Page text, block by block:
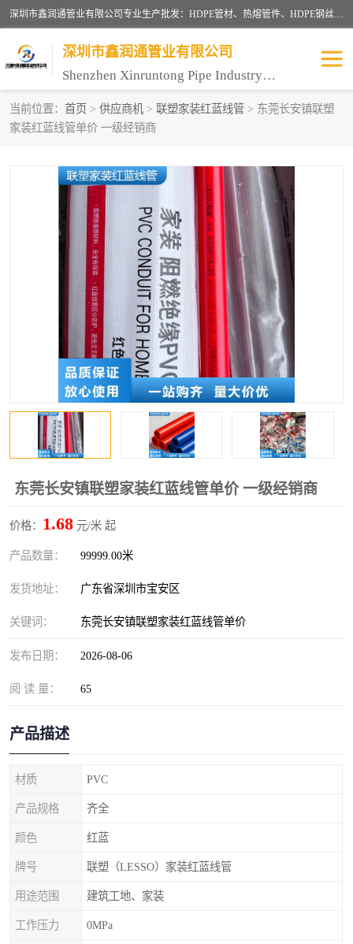
深圳市鑫润通管业有限公司专业生产批发：HDPE管材、热熔管件、HDPE钢丝骨架管、电熔管件、HDPE双壁波纹管、MPP电力管、井盖、PVC管材管件、PPR管材管件等；公司自创建以来，始终秉承“团结、务实、创新、守信”的服务宗旨，凭借专业的服务以及多年的勤奋拼搏，发展成为一家专业销售各种管材管件，绝缘电工套管及配件等系列产品的贸易公司。
深圳市鑫润通管业有限公司
Shenzhen Xinruntong Pipe Industry Co., Ltd
当前位置： 首页 > 供应商机 > 联塑家装红蓝线管 > 东莞长安镇联塑
家装红蓝线管单价 一级经销商
东莞长安镇联塑家装红蓝线管单价 一级经销商
价格： 1.68 元/米 起
产品数量： 99999.00米
发货地址： 广东省深圳市宝安区
关键词： 东莞长安镇联塑家装红蓝线管单价
发布日期： 2026-08-06
阅 读 量： 65
产品描述
材质 PVC
产品规格 齐全
颜色 红蓝
牌号 联塑（LESSO）家装红蓝线管
用途范围 建筑工地、家装
工作压力 0MPa
HDPE管材给水管
HDPE双壁波纹管 HDPE电力通讯管
UPVC电力通讯管 MPP电力通信管
联塑PVC管 联塑PPR管
联塑家装红蓝线管